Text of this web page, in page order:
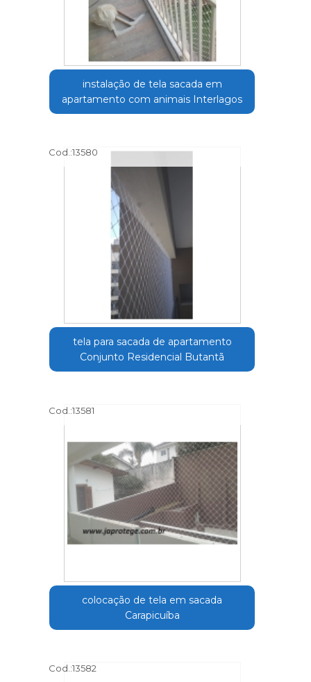
instalação de tela sacada em
apartamento com animais Interlagos
Cod.:13580
tela para sacada de apartamento
Conjunto Residencial Butantã
Cod.:13581
colocação de tela em sacada
Carapicuíba
Cod.:13582